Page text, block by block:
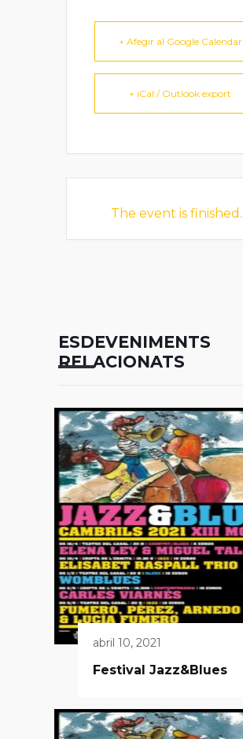
+ Afegir al Google Calendar
+ iCal / Outlook export
The event is finished.
ESDEVENIMENTS
RELACIONATS
abril 10, 2021
Festival Jazz&Blues